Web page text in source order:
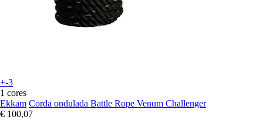
+-3
1 cores
Ekkam Corda ondulada Battle Rope Venum Challenger
€ 100,07